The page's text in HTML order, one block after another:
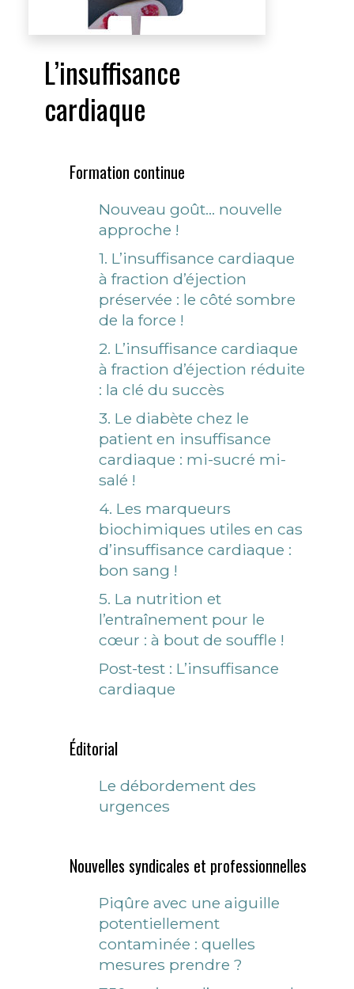
L’insuffisance
cardiaque
Formation continue
Nouveau goût… nouvelle
approche !
1. L’insuffisance cardiaque
à fraction d’éjection
préservée : le côté sombre
de la force !
2. L’insuffisance cardiaque
à fraction d’éjection réduite
: la clé du succès
3. Le diabète chez le
patient en insuffisance
cardiaque : mi-sucré mi-
salé !
4. Les marqueurs
biochimiques utiles en cas
d’insuffisance cardiaque :
bon sang !
5. La nutrition et
l’entraînement pour le
cœur : à bout de souffle !
Post-test : L’insuffisance
cardiaque
Éditorial
Le débordement des
urgences
Nouvelles syndicales et professionnelles
Piqûre avec une aiguille
potentiellement
contaminée : quelles
mesures prendre ?